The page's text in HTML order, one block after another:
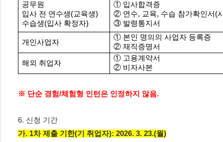
공무원
입사 전 연수생(교육생)
수습생(입사 확정자)
① 입사합격증
② 연수, 교육, 수습 참가확인서 (
③ 발령통지서
개인사업자
① 본인 명의의 사업자 등록증
② 재직증명서
해외 취업자
① 고용계약서
② 비자사본
※ 단순 경험/체험형 인턴은 인정하지 않음.
6. 신청 기간
가. 1차 제출 기한(기 취업자): 2026. 3. 23.(월)